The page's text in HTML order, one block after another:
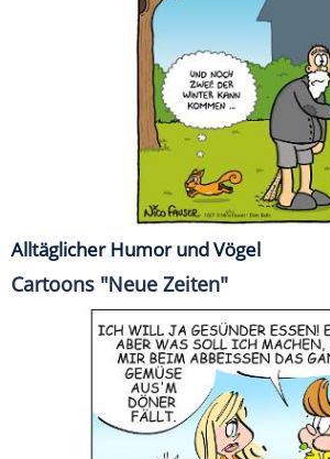
Alltäglicher Humor und Vögel
Cartoons "Neue Zeiten"